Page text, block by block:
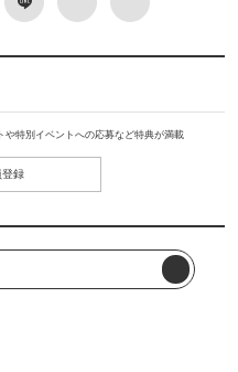
特別イベントへの応募など特典が満載
登録